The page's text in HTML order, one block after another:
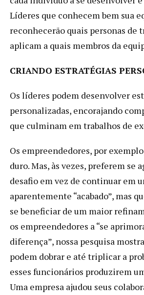
Líderes que conhecem bem sua
reconhecerão quais personas de
aplicam a quais membros da
CRIANDO ESTRATÉGIAS
Os líderes podem desenvolver
personalizadas, encorajando
que culminam em trabalhos de
Os empreendedores, por
duro. Mas, às vezes, preferem se
desafio em vez de continuar em
aparentemente “acabado”, mas
se beneficiar de um maior
os empreendedores a “se
diferença”, nossa pesquisa
podem dobrar e até triplicar a
esses funcionários produzirem
Uma empresa ajudou seus